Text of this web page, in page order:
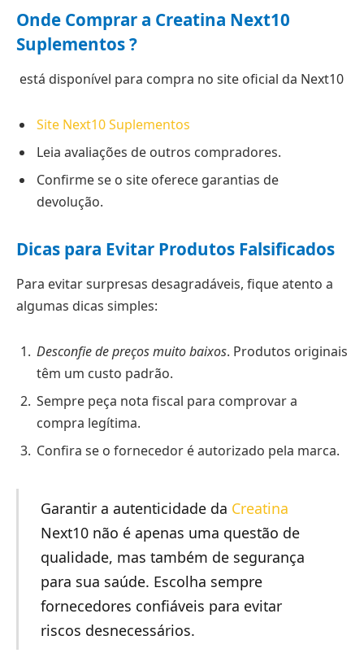
Onde Comprar a Creatina Next10
Suplementos ?
está disponível para compra no site oficial da Next10
Site Next10 Suplementos
Leia avaliações de outros compradores.
Confirme se o site oferece garantias de
devolução.
Dicas para Evitar Produtos Falsificados
Para evitar surpresas desagradáveis, fique atento a
algumas dicas simples:
Desconfie de preços muito baixos. Produtos originais
têm um custo padrão.
Sempre peça nota fiscal para comprovar a
compra legítima.
Confira se o fornecedor é autorizado pela marca.
Garantir a autenticidade da Creatina
Next10 não é apenas uma questão de
qualidade, mas também de segurança
para sua saúde. Escolha sempre
fornecedores confiáveis para evitar
riscos desnecessários.